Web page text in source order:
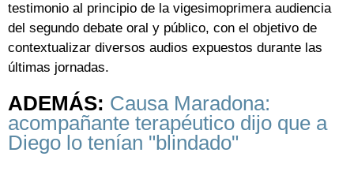
testimonio al principio de la vigesimoprimera audiencia
del segundo debate oral y público, con el objetivo de
contextualizar diversos audios expuestos durante las
últimas jornadas.
ADEMÁS: Causa Maradona:
acompañante terapéutico dijo que a
Diego lo tenían "blindado"